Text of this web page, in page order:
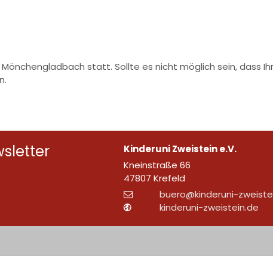
statt. Sollte es nicht möglich sein, dass
Kinderuni Zweistein e.V.
Kneinstraße 66
47807 Krefeld
buero@kinderuni-
kinderuni-zweistein.de